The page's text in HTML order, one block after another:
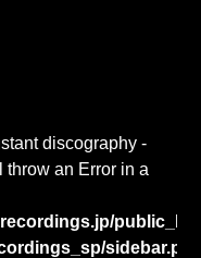
discography -
an Error in a